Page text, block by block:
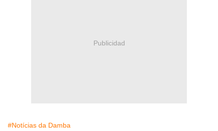
Publicidad
#Notícias da Damba